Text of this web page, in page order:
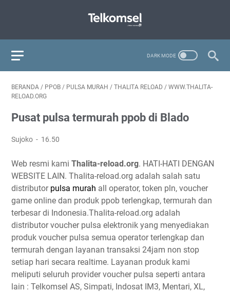
BERANDA / PPOB / PULSA MURAH / THALITA RELOAD / WWW.THALITA-
RELOAD.ORG
Pusat pulsa termurah ppob di Blado
Sujoko 16.50
Web resmi kami Thalita-reload.org. HATI-HATI DENGAN
WEBSITE LAIN. Thalita-reload.org adalah salah satu
distributor pulsa murah all operator, token pln, voucher
game online dan produk ppob terlengkap, termurah dan
terbesar di Indonesia.Thalita-reload.org adalah
distributor voucher pulsa elektronik yang menyediakan
produk voucher pulsa semua operator terlengkap dan
termurah dengan layanan transaksi 24jam non stop
setiap hari secara realtime. Layanan produk kami
meliputi seluruh provider voucher pulsa seperti antara
lain : Telkomsel AS, Simpati, Indosat IM3, Mentari, XL,